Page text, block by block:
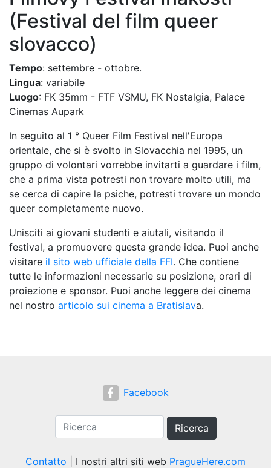
(Festival del film queer
slovacco)
Tempo: settembre - ottobre.
Lingua: variabile
Luogo: FK 35mm - FTF VSMU, FK Nostalgia, Palace
Cinemas Aupark
In seguito al 1 ° Queer Film Festival nell'Europa
orientale, che si è svolto in Slovacchia nel 1995, un
gruppo di volontari vorrebbe invitarti a guardare i film,
che a prima vista potresti non trovare molto utili, ma
se cerca di capire la psiche, potresti trovare un mondo
queer completamente nuovo.
Unisciti ai giovani studenti e aiutali, visitando il
festival, a promuovere questa grande idea. Puoi anche
visitare il sito web ufficiale della FFI. Che contiene
tutte le informazioni necessarie su posizione, orari di
proiezione e sponsor. Puoi anche leggere dei cinema
nel nostro articolo sui cinema a Bratislava.
Facebook
Ricerca
Contatto | I nostri altri siti web PragueHere.com